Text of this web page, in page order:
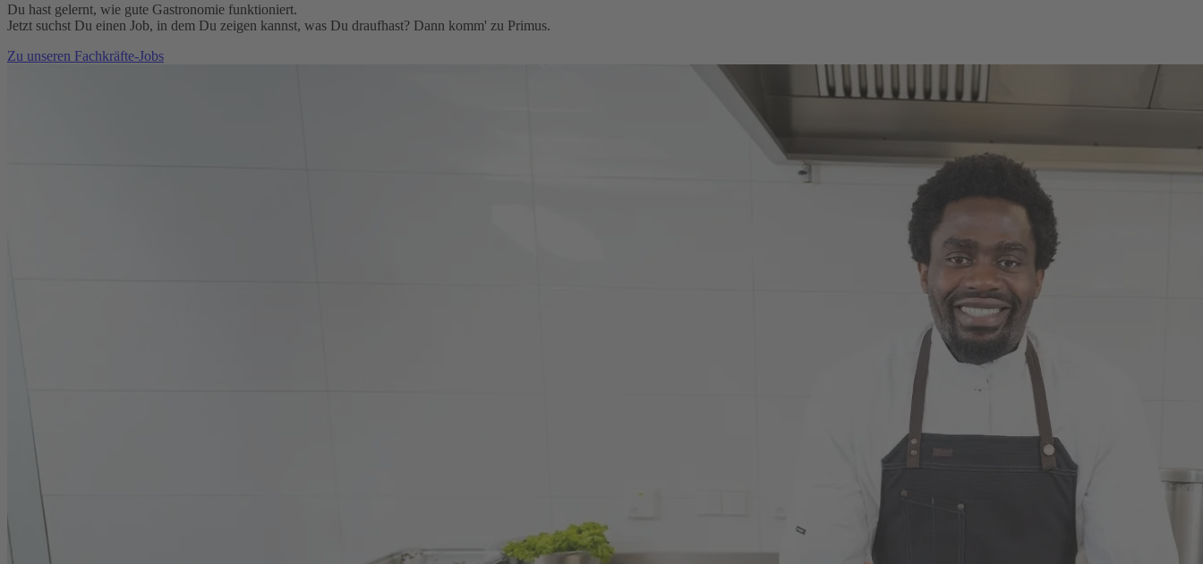
Du hast gelernt, wie gute Gastronomie funktioniert.
Jetzt suchst Du einen Job, in dem Du zeigen kannst, was Du draufhast? Dann komm' zu Primus.
Zu unseren Fachkräfte-Jobs